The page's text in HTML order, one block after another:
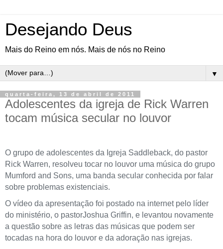
Desejando Deus
Mais do Reino em nós. Mais de nós no Reino
▼
quarta-feira, 13 de abril de 2011
Adolescentes da igreja de Rick Warren
tocam música secular no louvor
O grupo de adolescentes da Igreja Saddleback, do pastor
Rick Warren, resolveu tocar no louvor uma música do grupo
Mumford and Sons, uma banda secular conhecida por falar
sobre problemas existenciais.
O vídeo da apresentação foi postado na internet pelo líder
do ministério, o pastorJoshua Griffin, e levantou novamente
a questão sobre as letras das músicas que podem ser
tocadas na hora do louvor e da adoração nas igrejas.